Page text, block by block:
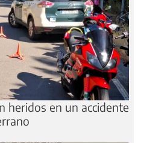
heridos en un accidente